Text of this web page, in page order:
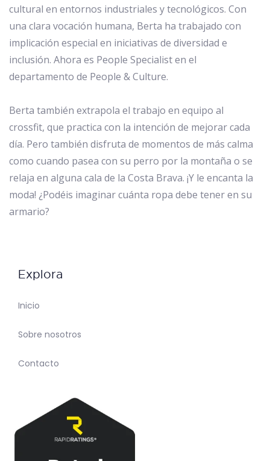
cultural en entornos industriales y tecnológicos. Con
una clara vocación humana, Berta ha trabajado con
implicación especial en iniciativas de diversidad e
inclusión. Ahora es People Specialist en el
departamento de People & Culture.
Berta también extrapola el trabajo en equipo al
crossfit, que practica con la intención de mejorar cada
día. Pero también disfruta de momentos de más calma
como cuando pasea con su perro por la montaña o se
relaja en alguna cala de la Costa Brava. ¡Y le encanta la
moda! ¿Podéis imaginar cuánta ropa debe tener en su
armario?
Explora
Inicio
Sobre nosotros
Contacto